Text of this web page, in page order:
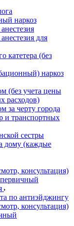
наркоз
для
катетера (без
наркоз
(без учета цены
расходов)
за черту города
и транспортных
сестры
дому (каждые
консультация)
первичный
по антиэйджингу
консультация)